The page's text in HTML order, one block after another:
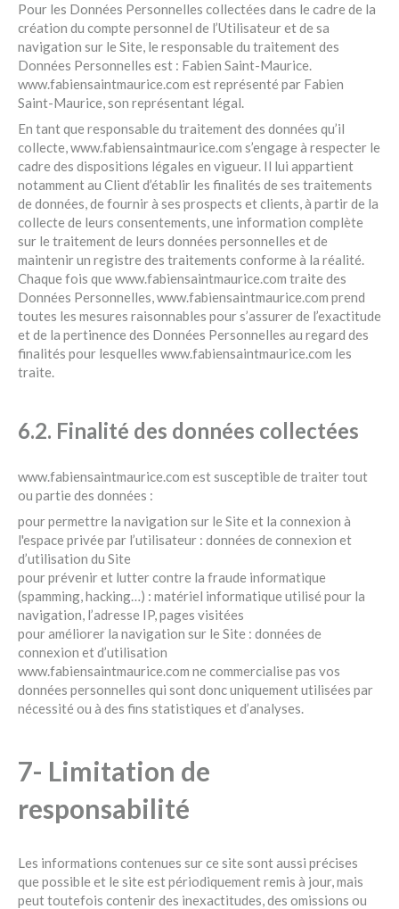
Pour les Données Personnelles collectées dans le cadre de la
création du compte personnel de l’Utilisateur et de sa
navigation sur le Site, le responsable du traitement des
Données Personnelles est : Fabien Saint-Maurice.
www.fabiensaintmaurice.com est représenté par Fabien
Saint-Maurice, son représentant légal.
En tant que responsable du traitement des données qu’il
collecte, www.fabiensaintmaurice.com s’engage à respecter le
cadre des dispositions légales en vigueur. Il lui appartient
notamment au Client d’établir les finalités de ses traitements
de données, de fournir à ses prospects et clients, à partir de la
collecte de leurs consentements, une information complète
sur le traitement de leurs données personnelles et de
maintenir un registre des traitements conforme à la réalité.
Chaque fois que www.fabiensaintmaurice.com traite des
Données Personnelles, www.fabiensaintmaurice.com prend
toutes les mesures raisonnables pour s’assurer de l’exactitude
et de la pertinence des Données Personnelles au regard des
finalités pour lesquelles www.fabiensaintmaurice.com les
traite.
6.2. Finalité des données collectées
www.fabiensaintmaurice.com est susceptible de traiter tout
ou partie des données :
pour permettre la navigation sur le Site et la connexion à
l'espace privée par l’utilisateur : données de connexion et
d’utilisation du Site
pour prévenir et lutter contre la fraude informatique
(spamming, hacking…) : matériel informatique utilisé pour la
navigation, l’adresse IP, pages visitées
pour améliorer la navigation sur le Site : données de
connexion et d’utilisation
www.fabiensaintmaurice.com ne commercialise pas vos
données personnelles qui sont donc uniquement utilisées par
nécessité ou à des fins statistiques et d’analyses.
7- Limitation de
responsabilité
Les informations contenues sur ce site sont aussi précises
que possible et le site est périodiquement remis à jour, mais
peut toutefois contenir des inexactitudes, des omissions ou